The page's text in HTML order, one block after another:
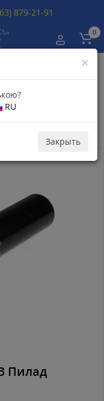
0
×
RU
Закрыть
Пилад
879-21-91